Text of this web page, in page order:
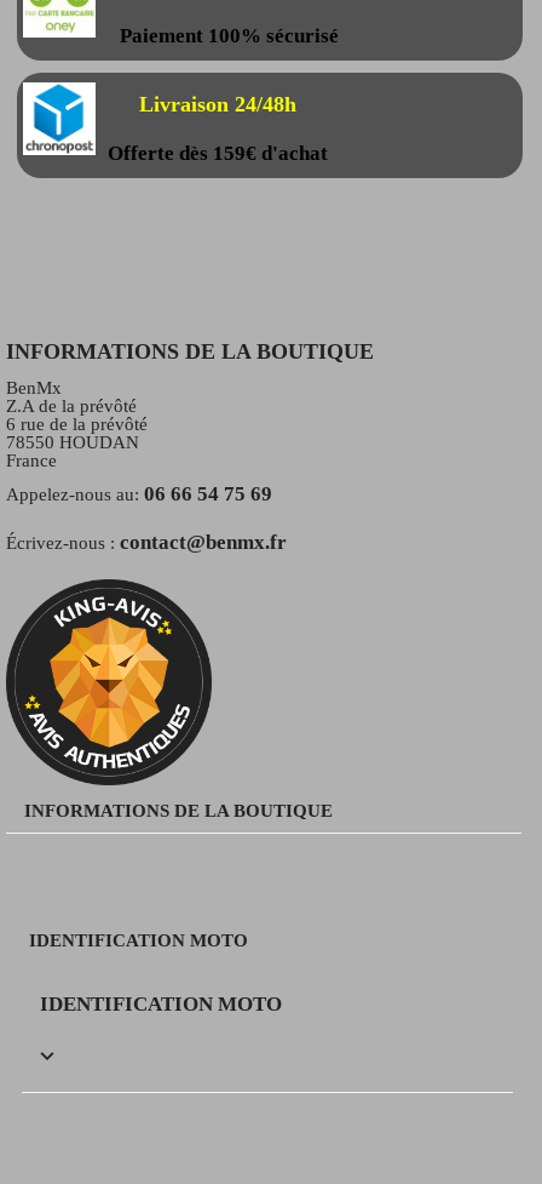
Paiement 100% sécurisé
Livraison 24/48h
Offerte dès 159€ d'achat
INFORMATIONS DE LA BOUTIQUE
BenMx
Z.A de la prévôté
6 rue de la prévôté
78550 HOUDAN
France
Appelez-nous au: 06 66 54 75 69
Écrivez-nous : contact@benmx.fr
INFORMATIONS DE LA BOUTIQUE
IDENTIFICATION MOTO
IDENTIFICATION MOTO
